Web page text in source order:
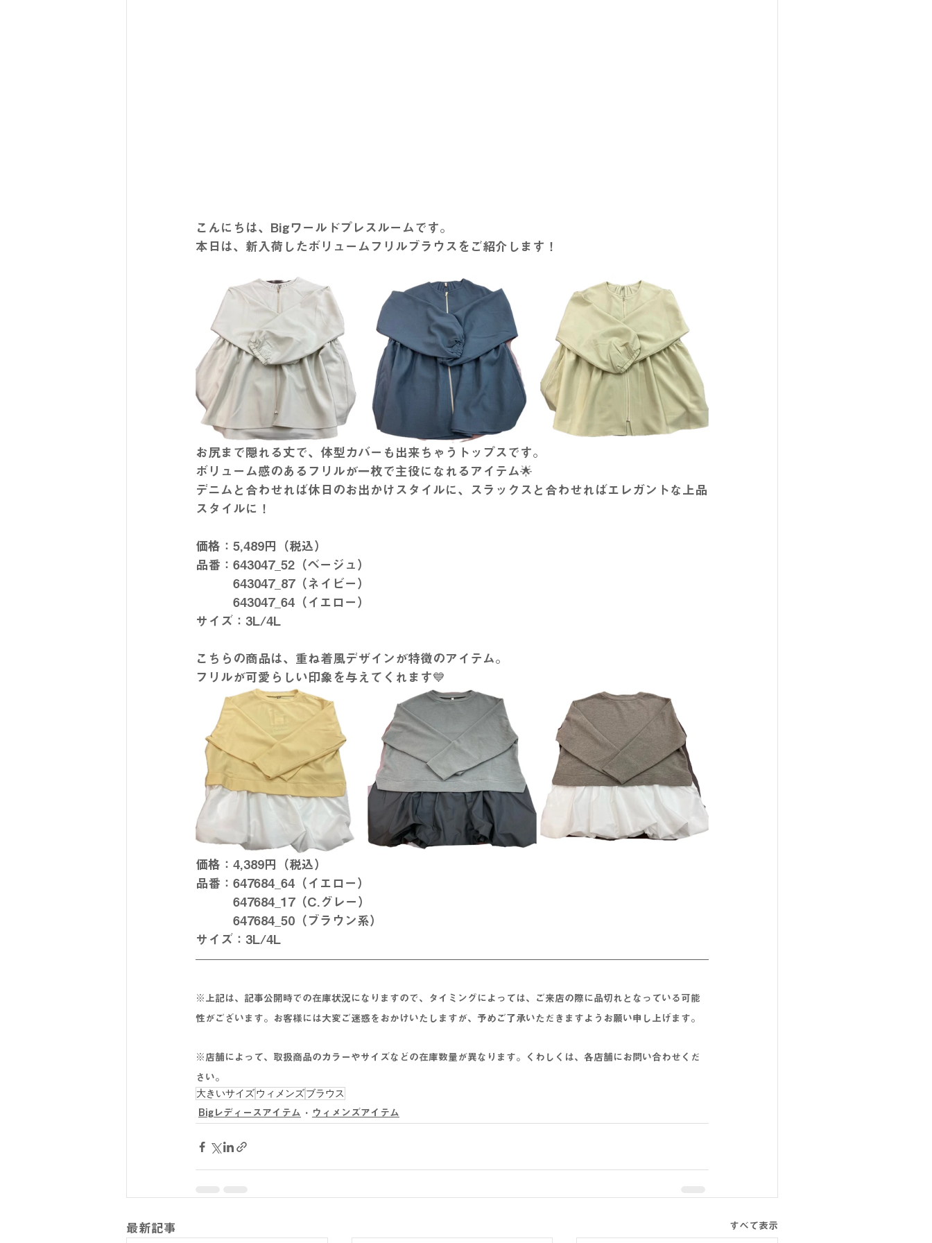
こんにちは、Bigワールドプレスルームです。
本日は、新入荷したボリュームフリルブラウスをご紹介します！
お尻まで隠れる丈で、体型カバーも出来ちゃうトップスです。
ボリューム感のあるフリルが一枚で主役になれるアイテム🌟
デニムと合わせれば休日のお出かけスタイルに、スラックスと合わせればエレガントな上品
スタイルに！
価格：5,489円（税込）
品番：643047_52（ベージュ）
643047_87（ネイビー）
643047_64（イエロー）
サイズ：3L/4L
こちらの商品は、重ね着風デザインが特徴のアイテム。
フリルが可愛らしい印象を与えてくれます💙
価格：4,389円（税込）
品番：647684_64（イエロー）
647684_17（C.グレー）
647684_50（ブラウン系）
サイズ：3L/4L
※上記は、記事公開時での在庫状況になりますので、タイミングによっては、ご来店の際に品切れとなっている可能
性がございます。お客様には大変ご迷惑をおかけいたしますが、予めご了承いただきますようお願い申し上げます。
※店舗によって、取扱商品のカラーやサイズなどの在庫数量が異なります。くわしくは、各店舗にお問い合わせくだ
さい。
大きいサイズウィメンズブラウス
Bigレディースアイテム ウィメンズアイテム
最新記事 すべて表示